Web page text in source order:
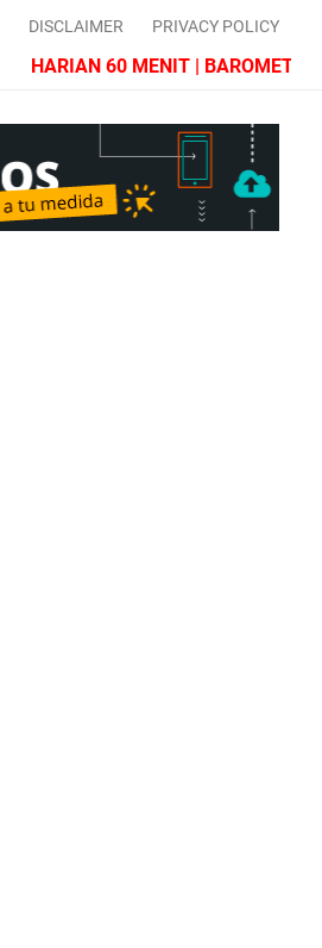
DISCLAIMER PRIVACY POLICY
HARIAN 60 MENIT | BAROMETER